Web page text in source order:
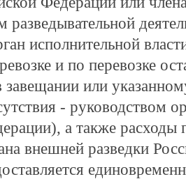
разведывательной
исполнительной
и по перевозке
завещании или
- руководством
а также расходы
внешней разведки